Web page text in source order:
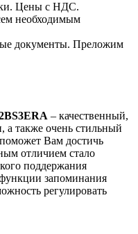
Цены с НДС.
необходимым
документы. Преложим
– качественный,
а также очень стильный
Вам достичь
отличием стало
поддержания
запоминания
регулировать